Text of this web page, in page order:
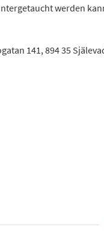
werden
141, 894 35